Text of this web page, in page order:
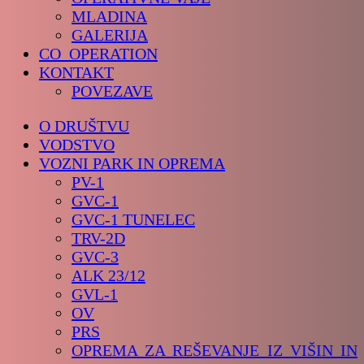
MLADINA
GALERIJA
CO_OPERATION
KONTAKT
POVEZAVE
O DRUŠTVU
VODSTVO
VOZNI PARK IN OPREMA
PV-1
GVC-1
GVC-1 TUNELEC
TRV-2D
GVC-3
ALK 23/12
GVL-1
OV
PRS
OPREMA ZA REŠEVANJE IZ VIŠIN IN